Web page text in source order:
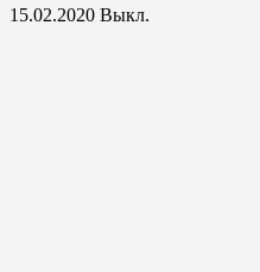
15.02.2020 Выкл.